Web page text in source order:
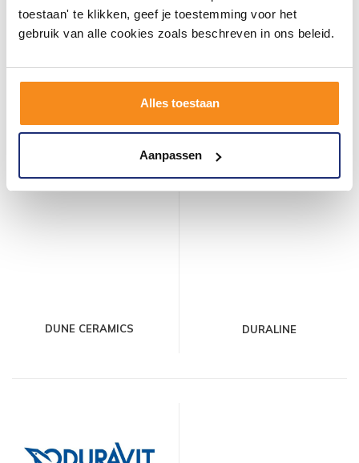
toestaan' te klikken, geef je toestemming voor het
gebruik van alle cookies zoals beschreven in ons beleid.
Alles toestaan
Aanpassen
DUNE CERAMICS DURALINE